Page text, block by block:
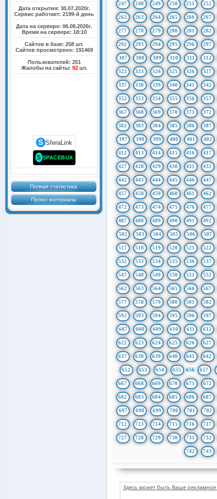
Дата открытия: 30.07.2020г.
Сервис работает: 2199-й день
Дата на сервере: 06.08.2026г.
Время на сервере: 18:10
Сайтов в базе: 258 шт.
Сайтов просмотрено: 191469
Пользователей: 251
Жалобы на сайты: 92шт.
S SferaLink
S SPACEBUX
Полная статистика
Промо материалы
247 248 249 250 251 252
262 263 264 265 266 267
277 278 279 280 281 282
292 293 294 295 296 297
307 308 309 310 311 312
322 323 324 325 326 327
337 338 339 340 341 342
352 353 354 355 356 357
367 368 369 370 371 372
382 383 384 385 386 387
397 398 399 400 401 402
412 413 414 415 416 417
427 428 429 430 431 432
442 443 444 445 446 447
457 458 459 460 461 462
472 473 474 475 476 477
487 488 489 490 491 492
502 503 504 505 506 507
517 518 519 520 521 522
532 533 534 535 536 537
547 548 549 550 551 552
562 563 564 565 566 567
577 578 579 580 581 582
592 593 594 595 596 597
607 608 609 610 611 612
622 623 624 625 626 627
637 638 639 640 641 642
652 653 654 655 656 657
667 668 669 670 671 672
682 683 684 685 686 687
697 698 699 700 701 702
712 713 714 715 716 717
727 728 729 730 731 732
742 743
Здесь может быть Ваше